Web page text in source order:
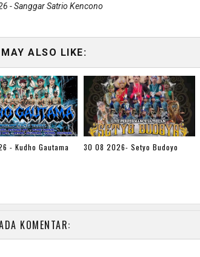
- Sanggar Satrio Kencono
ALSO LIKE:
- Kudho Gautama 30 08 2026- Setyo Budoyo
KOMENTAR: